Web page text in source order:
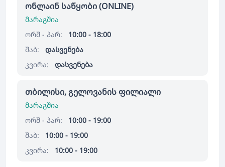
ონლაინ საწყობი (ONLINE)
მარაგშია
ორშ - პარ:
10:00 - 18:00
შაბ:
დასვენება
კვირა:
დასვენება
თბილისი, გელოვანის ფილიალი
მარაგშია
ორშ - პარ:
10:00 - 19:00
შაბ:
10:00 - 19:00
კვირა:
10:00 - 19:00